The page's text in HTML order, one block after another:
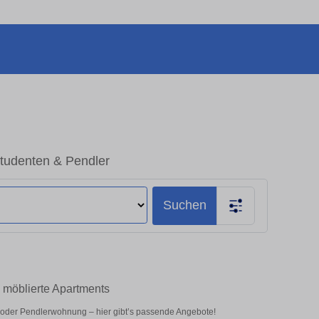
& Pendler
Suchen
Apartments
Pendlerwohnung – hier gibt’s passende Angebote!